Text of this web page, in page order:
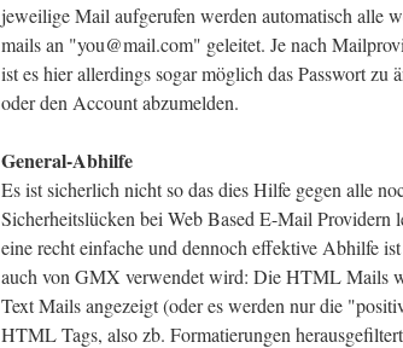
jeweilige Mail aufgerufen werden automatisch alle
mails an "you@mail.com" geleitet. Je nach
ist es hier allerdings sogar möglich das Passwort zu
oder den Account abzumelden.
General-Abhilfe
Es ist sicherlich nicht so das dies Hilfe gegen alle
Sicherheitslücken bei Web Based E-Mail Providern
eine recht einfache und dennoch effektive Abhilfe
auch von GMX verwendet wird: Die HTML Mails
Text Mails angezeigt (oder es werden nur die
HTML Tags, also zb. Formatierungen